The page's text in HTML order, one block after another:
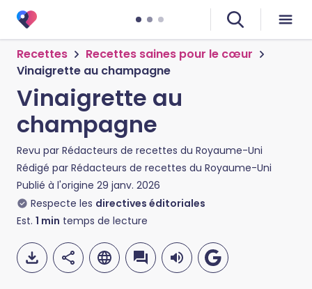
Recettes
Recettes saines pour le cœur
Vinaigrette au champagne
Vinaigrette au
champagne
Revu par Rédacteurs de recettes du Royaume-Uni
Rédigé par Rédacteurs de recettes du Royaume-Uni
Publié à l'origine 29 janv. 2026
Respecte les directives éditoriales
Est. 1 min temps de lecture